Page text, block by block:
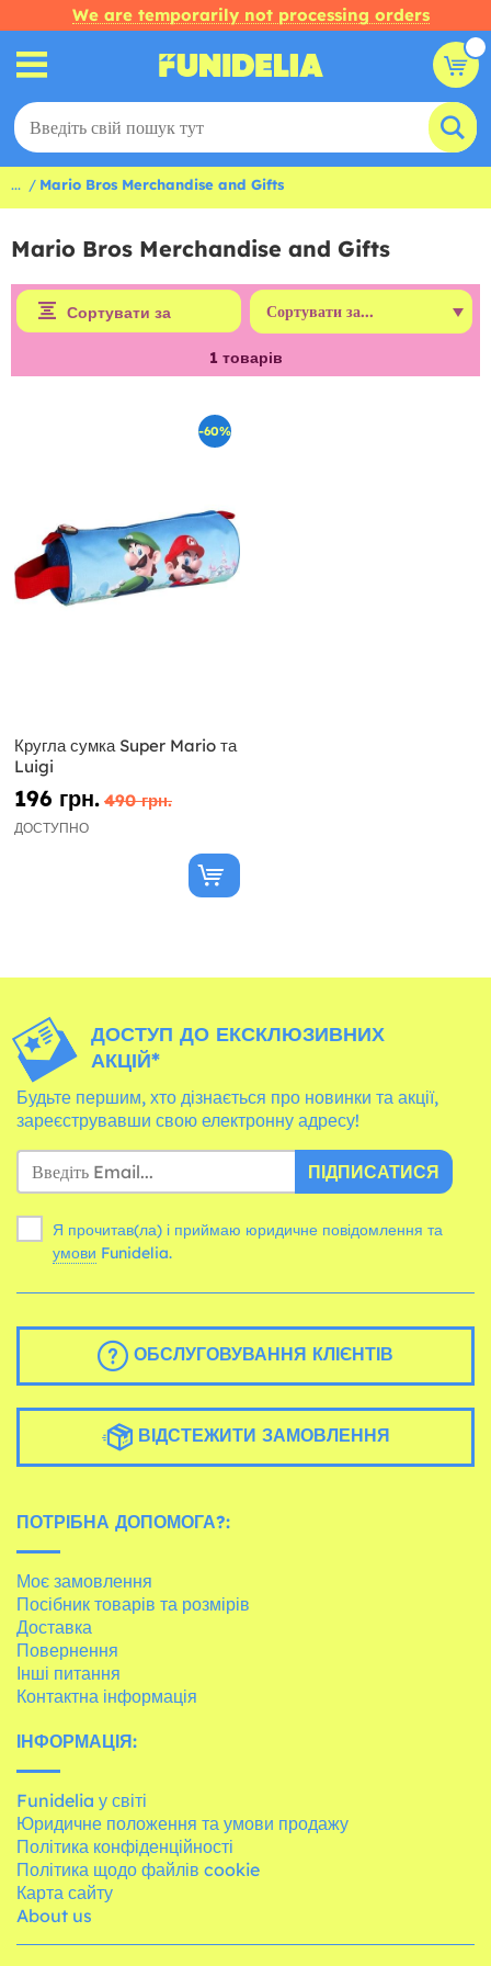
We are temporarily not processing orders
... Mario Bros Merchandise and Gifts
Mario Bros Merchandise and Gifts
Сортувати за
1 товарів
-60%
Кругла сумка Super Mario та
Luigi
196 грн. 490 грн.
ДОСТУПНО
ДОСТУП ДО ЕКСКЛЮЗИВНИХ
АКЦІЙ*
Будьте першим, хто дізнається про новинки та акції,
зареєструвавши свою електронну адресу!
ПІДПИСАТИСЯ
Я прочитав(ла) і приймаю юридичне повідомлення та
умови Funidelia.
ОБСЛУГОВУВАННЯ КЛІЄНТІВ
ВІДСТЕЖИТИ ЗАМОВЛЕННЯ
ПОТРІБНА ДОПОМОГА?:
Моє замовлення
Посібник товарів та розмірів
Доставка
Повернення
Інші питання
Контактна інформація
ІНФОРМАЦІЯ:
Funidelia у світі
Юридичне положення та умови продажу
Політика конфіденційності
Політика щодо файлів cookie
Карта сайту
About us